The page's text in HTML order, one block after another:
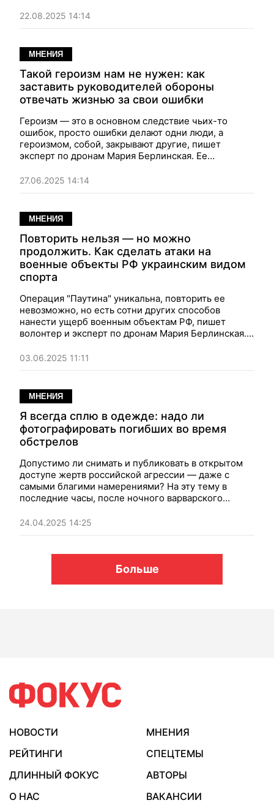
Берлинская задается вопросом: почему ВСУ до сих
пор не сделали ничего подобного?
22.08.2025 14:14
МНЕНИЯ
Такой героизм нам не нужен: как
заставить руководителей обороны
отвечать жизнью за свои ошибки
Героизм — это в основном следствие чьих-то
ошибок, просто ошибки делают одни люди, а
героизмом, собой, закрывают другие, пишет
эксперт по дронам Мария Берлинская. Ее
должности в обороне должны заходить те, кто за
свои решения готовы отвечать собственной
27.06.2025 14:14
МНЕНИЯ
Повторить нельзя — но можно
продолжить. Как сделать атаки на
военные объекты РФ украинским видом
спорта
Операция "Паутина" уникальна, повторить ее
невозможно, но есть сотни других способов
нанести ущерб военным объектам РФ, пишет
волонтер и эксперт по дронам Мария Берлинская.
национальный вид спорта.
03.06.2025 11:11
МНЕНИЯ
Я всегда сплю в одежде: надо ли
фотографировать погибших во время
обстрелов
Допустимо ли снимать и публиковать в открытом
доступе жертв российской агрессии — даже с
самыми благими намерениями? На эту тему в
последние часы, после ночного варварского
поддерживает волонтер Мария Берлинская...
24.04.2025 14:25
Больше
НОВОСТИ
МНЕНИЯ
РЕЙТИНГИ
СПЕЦТЕМЫ
ДЛИННЫЙ ФОКУС
АВТОРЫ
О НАС
ВАКАНСИИ